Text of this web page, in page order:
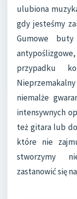
ulubiona
gdy jesteśmy
Gumowe
przypadku
niemalże
intensywnych
też gitara lub
które nie
stworzymy
zastanowić się